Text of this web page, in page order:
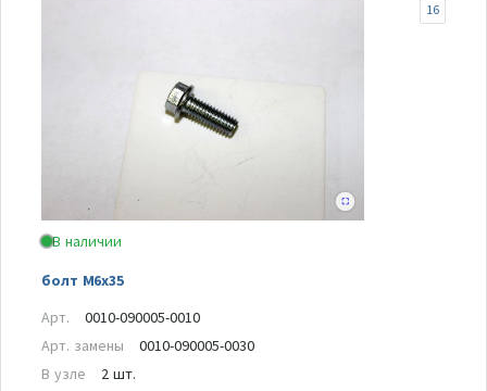
В наличии
болт M6x35
16
Арт.
0010-090005-0010
Арт. замены
0010-090005-0030
В узле
2 шт.